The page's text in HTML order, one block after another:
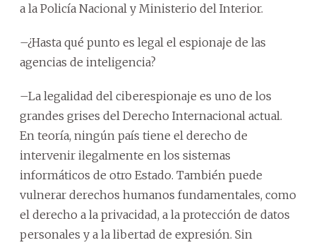
a la Policía Nacional y Ministerio del Interior.
–¿Hasta qué punto es legal el espionaje de las
agencias de inteligencia?
–La legalidad del ciberespionaje es uno de los
grandes grises del Derecho Internacional actual.
En teoría, ningún país tiene el derecho de
intervenir ilegalmente en los sistemas
informáticos de otro Estado. También puede
vulnerar derechos humanos fundamentales, como
el derecho a la privacidad, a la protección de datos
personales y a la libertad de expresión. Sin